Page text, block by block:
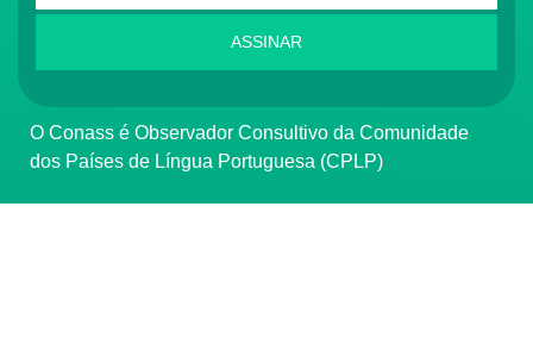
ASSINAR
O Conass é Observador Consultivo da Comunidade
dos Países de Língua Portuguesa (CPLP)